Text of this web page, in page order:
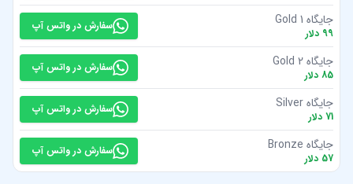
جایگاه Gold 1
99 دلار
سفارش در واتس آپ
جایگاه Gold 2
85 دلار
سفارش در واتس آپ
جایگاه Silver
71 دلار
سفارش در واتس آپ
جایگاه Bronze
57 دلار
سفارش در واتس آپ